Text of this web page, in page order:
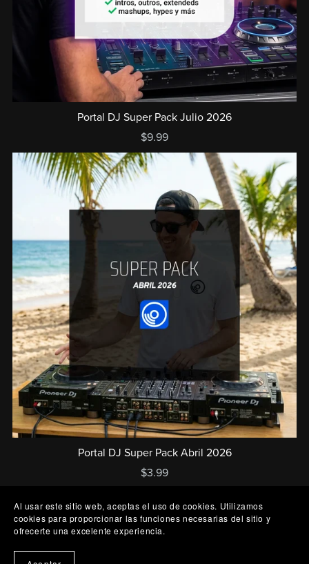
Portal DJ Super Pack Julio 2026
$9.99
Portal DJ Super Pack Abril 2026
$3.99
Al usar este sitio web, aceptas el uso de cookies. Utilizamos
cookies para proporcionar las funciones necesarias del sitio y
ofrecerte una excelente experiencia.